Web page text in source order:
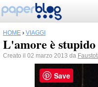
HOME › VIAGGI
L'amore è stupido
Creato il 02 marzo 2013 da
Save